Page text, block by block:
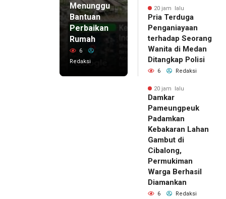
Menunggu
Bantuan
Perbaikan
Rumah
6
Redaksi
20 jam lalu
Pria Terduga
Penganiayaan
terhadap Seorang
Wanita di Medan
Ditangkap Polisi
6 Redaksi
20 jam lalu
Damkar
Pameungpeuk
Padamkan
Kebakaran Lahan
Gambut di
Cibalong,
Permukiman
Warga Berhasil
Diamankan
6 Redaksi